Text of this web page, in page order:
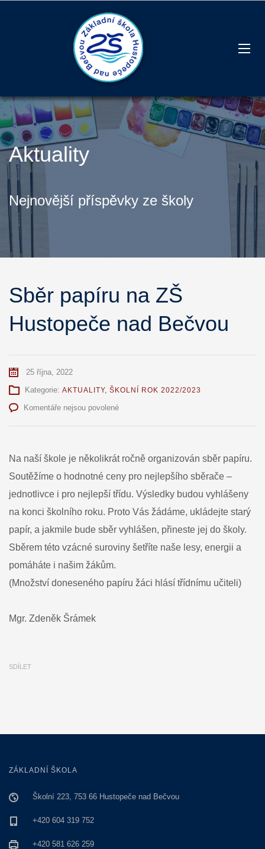
Aktuality
Nejnovější příspěvky ze školy
Sběr papíru na ZŠ
Hustopeče nad Bečvou
25 října, 2022
Kategorie: AKTUALITY, ŠKOLNÍ ROK 2022/2023
Komentáře nejsou povolenéu
Sběr
na
ZŠ
Hustopeče
nad
Bečvou
Na naší škole je několikrát ročně organizován sběr papíru.
Soutěžíme o hodnotné ceny pro nejlepšího sběrače –
jednotlivce i pro nejlepší třídu. Výsledky budou vyhlášeny
na konci školního roku. Proto Vás žádáme, ukládejte starý
papír, a jakmile bude sběr vyhlášen, přineste jej do školy.
Sběrem této vzácné suroviny šetříte naše lesy, energii a
pomáháte i našim žákům.
(Množství doneseného papíru žáci hlásí třídnímu učiteli)
Mgr. Zdeněk Šrámek
SDÍLET
ZÁKLADNÍ ŠKOLA
Školní 223, 753 66 Hustopeče nad Bečvou
+420 604 319 752
+420 581 626 259